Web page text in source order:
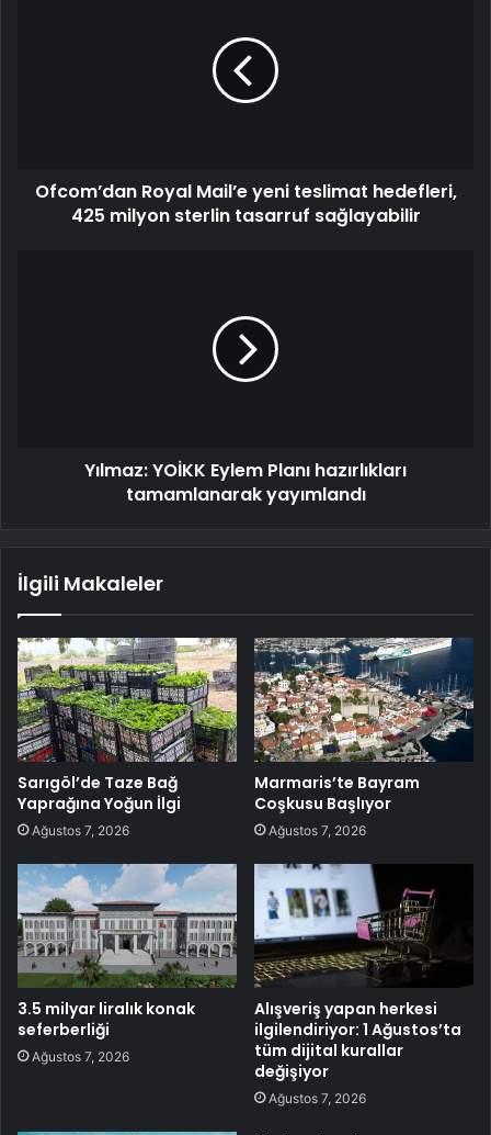
Ofcom’dan Royal Mail’e yeni teslimat hedefleri,
425 milyon sterlin tasarruf sağlayabilir
Yılmaz: YOİKK Eylem Planı hazırlıkları
tamamlanarak yayımlandı
İlgili Makaleler
Sarıgöl’de Taze Bağ
Yaprağına Yoğun İlgi
Ağustos 7, 2026
Marmaris’te Bayram
Coşkusu Başlıyor
Ağustos 7, 2026
3.5 milyar liralık konak
seferberliği
Ağustos 7, 2026
Alışveriş yapan herkesi
ilgilendiriyor: 1 Ağustos’ta
tüm dijital kurallar
değişiyor
Ağustos 7, 2026